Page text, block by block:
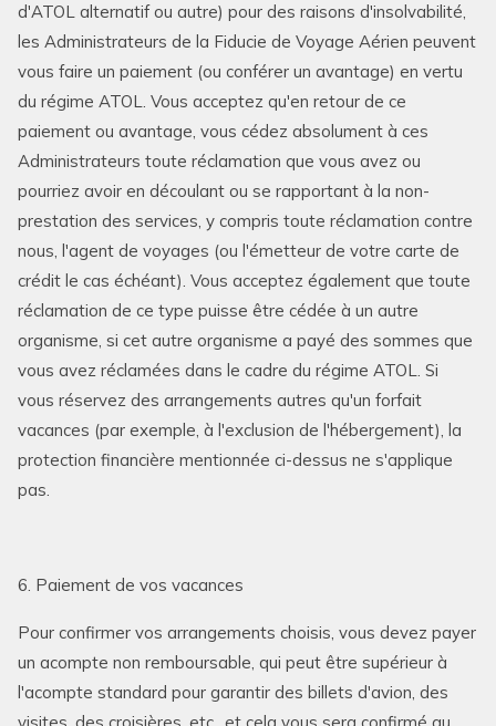
d'ATOL alternatif ou autre) pour des raisons d'insolvabilité,
les Administrateurs de la Fiducie de Voyage Aérien peuvent
vous faire un paiement (ou conférer un avantage) en vertu
du régime ATOL. Vous acceptez qu'en retour de ce
paiement ou avantage, vous cédez absolument à ces
Administrateurs toute réclamation que vous avez ou
pourriez avoir en découlant ou se rapportant à la non-
prestation des services, y compris toute réclamation contre
nous, l'agent de voyages (ou l'émetteur de votre carte de
crédit le cas échéant). Vous acceptez également que toute
réclamation de ce type puisse être cédée à un autre
organisme, si cet autre organisme a payé des sommes que
vous avez réclamées dans le cadre du régime ATOL. Si
vous réservez des arrangements autres qu'un forfait
vacances (par exemple, à l'exclusion de l'hébergement), la
protection financière mentionnée ci-dessus ne s'applique
pas.
6. Paiement de vos vacances
Pour confirmer vos arrangements choisis, vous devez payer
un acompte non remboursable, qui peut être supérieur à
l'acompte standard pour garantir des billets d'avion, des